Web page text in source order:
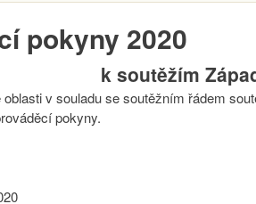
pokyny 2020
k soutěžím
v souladu se soutěžním řádem
pokyny.